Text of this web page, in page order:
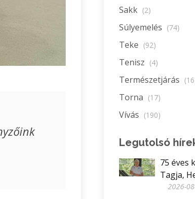
Sakk (2)
Súlyemelés (74)
Teke (92)
Tenisz (4)
Természetjárás
Torna (17)
Vívás (190)
Legutolsó
75 éves
Tagja,
2026-